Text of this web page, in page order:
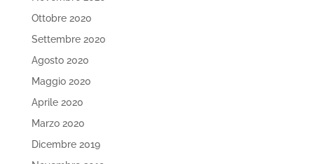
Ottobre 2020
Settembre 2020
Agosto 2020
Maggio 2020
Aprile 2020
Marzo 2020
Dicembre 2019